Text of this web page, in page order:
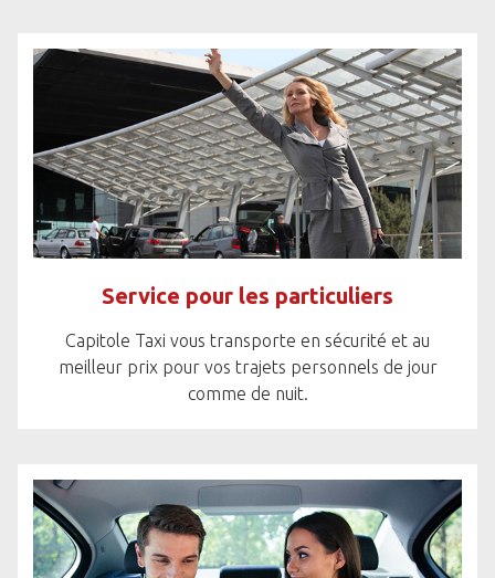
Service pour les particuliers
Capitole Taxi vous transporte en sécurité et au
meilleur prix pour vos trajets personnels de jour
comme de nuit.